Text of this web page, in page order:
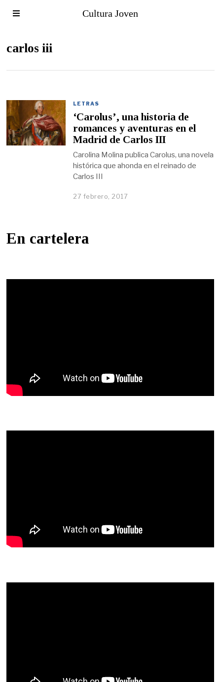
Cultura Joven
carlos iii
LETRAS
‘Carolus’, una historia de
romances y aventuras en el
Madrid de Carlos III
Carolina Molina publica Carolus, una novela
histórica que ahonda en el reinado de
Carlos III
27 febrero, 2017
En cartelera